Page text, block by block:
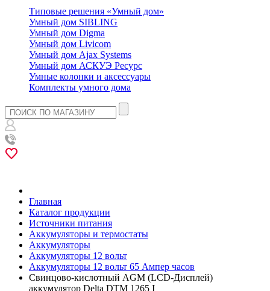
Типовые решения «Умный дом»
Умный дом SIBLING
Умный дом Digma
Умный дом Livicom
Умный дом Ajax Systems
Умный дом АСКУЭ Ресурс
Умные колонки и аксессуары
Комплекты умного дома
Главная
Каталог продукции
Источники питания
Аккумуляторы и термостаты
Аккумуляторы
Аккумуляторы 12 вольт
Аккумуляторы 12 вольт 65 Ампер часов
Свинцово-кислотный AGM (LCD-Дисплей)
аккумулятор Delta DTM 1265 I